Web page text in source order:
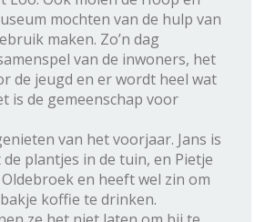
mochten van de hulp van
maken. Zo’n dag
van de inwoners, het
de jeugd en er wordt heel wat
is de gemeenschap voor
van het voorjaar. Jans is
plantjes in de tuin, en Pietje
en heeft wel zin om
koffie te drinken.